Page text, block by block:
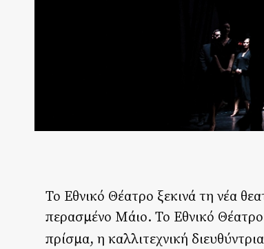
Το Εθνικό Θέατρο ξεκινά τη νέα
περασμένο Μάιο. Το Εθνικό Θέατρο
πρίσμα, η καλλιτεχνική διευθύντρια